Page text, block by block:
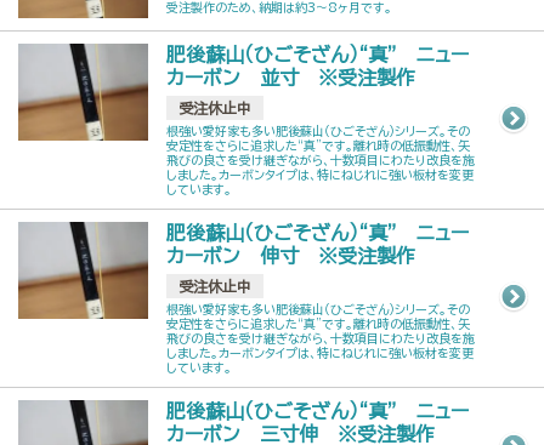
受注製作のため、納期は約3～8ヶ月です。
肥後蘇山（ひごそざん）“真” ニュー
カーボン 並寸 ※受注製作
受注休止中
根強い愛好家も多い肥後蘇山（ひごそざん）シリーズ。その
安定性をさらに追求した“真”です。離れ時の低振動性、矢
飛びの良さを受け継ぎながら、十数項目にわたり改良を施
しました。カーボンタイプは、特にねじれに強い板材を変更
しています。
肥後蘇山（ひごそざん）“真” ニュー
カーボン 伸寸 ※受注製作
受注休止中
根強い愛好家も多い肥後蘇山（ひごそざん）シリーズ。その
安定性をさらに追求した“真”です。離れ時の低振動性、矢
飛びの良さを受け継ぎながら、十数項目にわたり改良を施
しました。カーボンタイプは、特にねじれに強い板材を変更
しています。
肥後蘇山（ひごそざん）“真” ニュー
カーボン 三寸伸 ※受注製作